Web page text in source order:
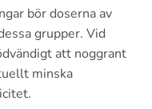
bör doserna av
grupper. Vid
att noggrant
minska